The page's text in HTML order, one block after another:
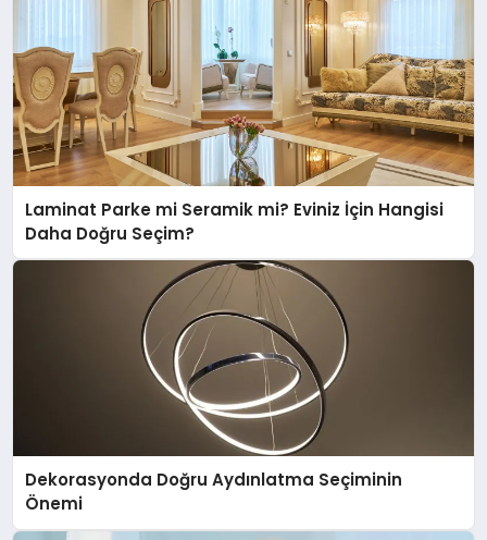
Laminat Parke mi Seramik mi? Eviniz İçin Hangisi
Daha Doğru Seçim?
Dekorasyonda Doğru Aydınlatma Seçiminin
Önemi